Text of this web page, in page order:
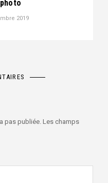
2019
pas publiée. Les champs